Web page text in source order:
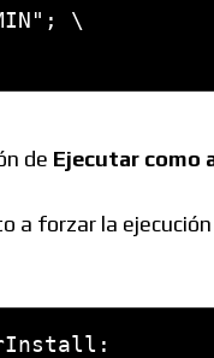
\
de Ejecutar como
a forzar la